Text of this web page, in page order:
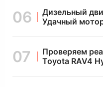
Дизельный
Удачный
Проверяем
Toyota RAV4